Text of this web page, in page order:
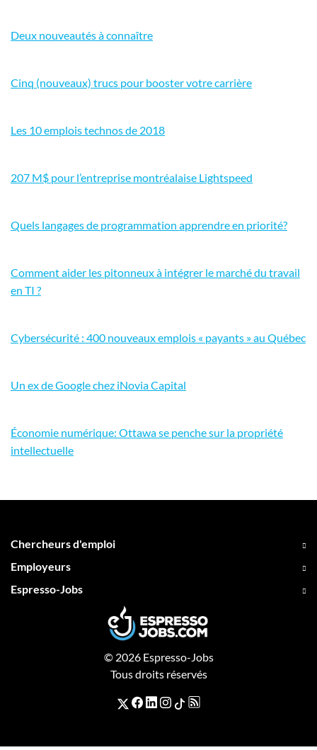
Deux nouveautés à connaître
Cinq (nouveaux) trucs pour booster votre carrière
Les 10 emplois technos de 2018
207 M$ pour l’entreprise montréalaise Lightspeed
Quels langages de programmation apprendre en priorité?
Comment aider les pitonneux à intégrer le marché du travail
en TI ?
Cybersécurité : 400 nouveaux emplois « payants » au Québec
Un ex de Google chez iNovia Capital
Économie numérique: Ottawa se penche sur la propriété
intellectuelle
Chercheurs d'emploi
Employeurs
Espresso-Jobs
© 2026 Espresso-Jobs
Tous droits réservés